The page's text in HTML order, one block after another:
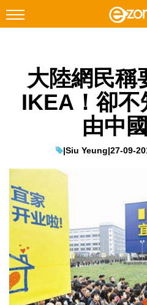
Facebook Instagram
科技焦點
教學評測
EduTech
IT Times
生成式AI與雲端應用
Enterprise Digital
特集
大陸網民稱
IKEA！卻不
由中
|Siu Yeung|27-09-